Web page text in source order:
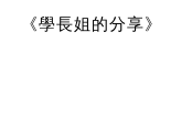
《學長姐的分享》